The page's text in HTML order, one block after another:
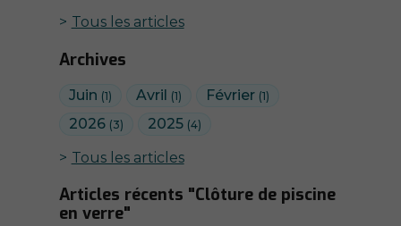
Tous les articles
Archives
Juin (1) Avril (1) Février (1)
2026 (3) 2025 (4)
Tous les articles
Articles récents "Clôture de piscine
en verre"